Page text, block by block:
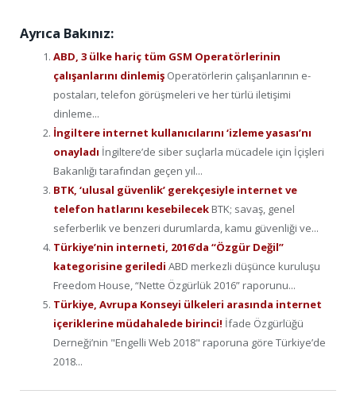
Ayrıca Bakınız:
ABD, 3 ülke hariç tüm GSM Operatörlerinin
çalışanlarını dinlemiş Operatörlerin çalışanlarının e-
postaları, telefon görüşmeleri ve her türlü iletişimi
dinleme...
İngiltere internet kullanıcılarını ‘izleme yasası’nı
onayladı İngiltere’de siber suçlarla mücadele için İçişleri
Bakanlığı tarafından geçen yıl...
BTK, ‘ulusal güvenlik’ gerekçesiyle internet ve
telefon hatlarını kesebilecek BTK; savaş, genel
seferberlik ve benzeri durumlarda, kamu güvenliği ve...
Türkiye’nin interneti, 2016’da “Özgür Değil”
kategorisine geriledi ABD merkezli düşünce kuruluşu
Freedom House, “Nette Özgürlük 2016” raporunu...
Türkiye, Avrupa Konseyi ülkeleri arasında internet
içeriklerine müdahalede birinci! İfade Özgürlüğü
Derneği’nin "Engelli Web 2018" raporuna göre Türkiye’de
2018...